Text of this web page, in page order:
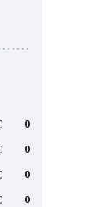
0
0
0
0